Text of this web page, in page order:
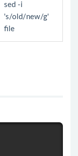
sed -i
's/old/new/g'
file